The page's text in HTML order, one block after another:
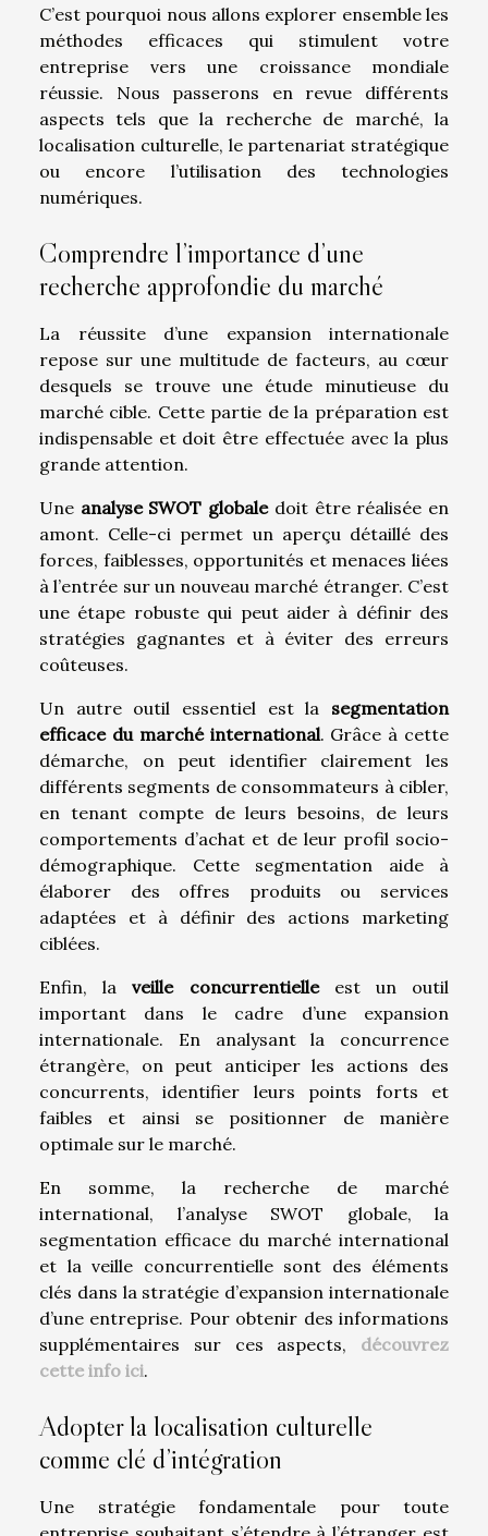
C’est pourquoi nous allons explorer ensemble les
méthodes efficaces qui stimulent votre
entreprise vers une croissance mondiale
réussie. Nous passerons en revue différents
aspects tels que la recherche de marché, la
localisation culturelle, le partenariat stratégique
ou encore l’utilisation des technologies
numériques.
Comprendre l’importance d’une
recherche approfondie du marché
La réussite d’une expansion internationale
repose sur une multitude de facteurs, au cœur
desquels se trouve une étude minutieuse du
marché cible. Cette partie de la préparation est
indispensable et doit être effectuée avec la plus
grande attention.
Une analyse SWOT globaledoit être réalisée en
amont. Celle-ci permet un aperçu détaillé des
forces, faiblesses, opportunités et menaces liées
à l’entrée sur un nouveau marché étranger. C’est
une étape robuste qui peut aider à définir des
stratégies gagnantes et à éviter des erreurs
coûteuses.
Un autre outil essentiel est la segmentation
efficace du marché international. Grâce à cette
démarche, on peut identifier clairement les
différents segments de consommateurs à cibler,
en tenant compte de leurs besoins, de leurs
comportements d’achat et de leur profil socio-
démographique. Cette segmentation aide à
élaborer des offres produits ou services
adaptées et à définir des actions marketing
ciblées.
Enfin, laveille concurrentielleest un outil
important dans le cadre d’une expansion
internationale. En analysant la concurrence
étrangère, on peut anticiper les actions des
concurrents, identifier leurs points forts et
faibles et ainsi se positionner de manière
optimale sur le marché.
En somme, la recherche de marché
international, l’analyse SWOT globale, la
segmentation efficace du marché international
et la veille concurrentielle sont des éléments
clés dans la stratégie d’expansion internationale
d’une entreprise. Pour obtenir des informations
supplémentaires sur ces aspects, découvrez
cette info ici.
Adopter la localisation culturelle
comme clé d’intégration
Une stratégie fondamentale pour toute